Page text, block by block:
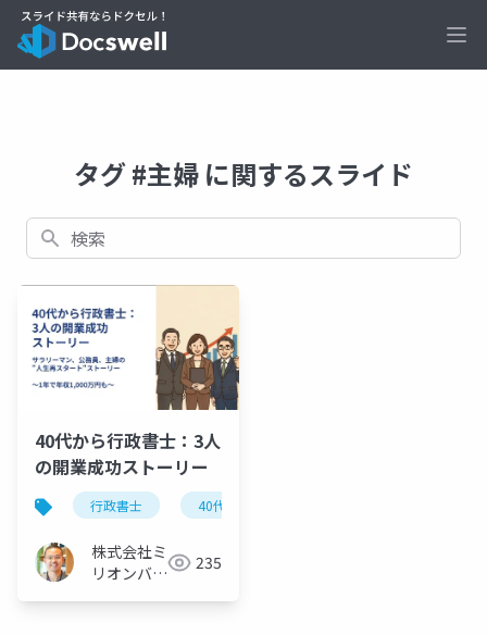
タグ #主婦 に関するスライド
検索
40代から行政書士：3人
の開業成功ストーリー
行政書士 40代から
株式会社ミ
リオンバリ
235